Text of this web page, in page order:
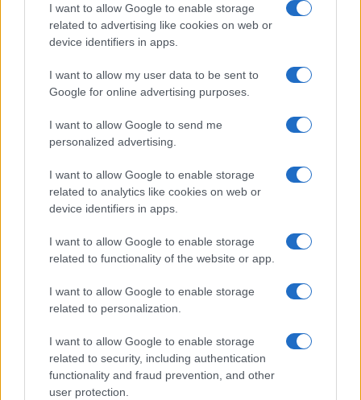
I want to allow Google to enable storage
related to advertising like cookies on web or
device identifiers in apps.
I want to allow my user data to be sent to
Google for online advertising purposes.
I want to allow Google to send me
personalized advertising.
I want to allow Google to enable storage
related to analytics like cookies on web or
device identifiers in apps.
I want to allow Google to enable storage
related to functionality of the website or app.
I want to allow Google to enable storage
related to personalization.
I want to allow Google to enable storage
related to security, including authentication
functionality and fraud prevention, and other
user protection.
2026.06.29| Phone Arena
A szeptemberi eseményen az iPhone 18 Pro modellek
mellett a régóta pletykált hajlítható iPhone Ultra is
találgatások továbbra is beárnyékolják a rajtot.
funkció, amely észrevétlenül könnyíti
meg a mindennapokat
Sok felhasználó külön alkalmazásokra esküszik, pedig az
Android már évek óta olyan intelligens funkciókat kínál,
amelyek maguktól dolgoznak a háttérben.
Ez a rejtett Samsung funkció teljesen
sokan mégsem tudnak róla
2026.07.12| Android Central
jelentősen felgyorsítja a mindennapi használatot,
miközben a Pixel telefonokból továbbra is hiányzik.